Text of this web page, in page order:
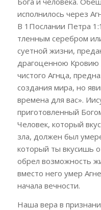
исполнилось через
В 1Послании Петра
тленным серебром
суетной жизни,
драгоценною Кровию
чистого Агнца,
создания мира, но
времена для вас».
приготовленный
Человек, который
зла, должен был
который ты вкусишь
обрел возможность
вместо него умер
начала вечности.
Наша вера в